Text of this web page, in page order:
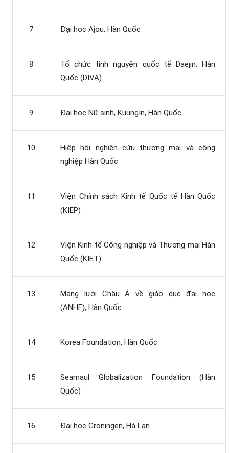
7 Đại học Ajou, Hàn Quốc
8
Tổ chức tình nguyện quốc tế Daejin, Hàn
Quốc (DIVA)
9 Đại học Nữ sinh, KuungIn, Hàn Quốc
10
Hiệp hội nghiên cứu thương mại và công
nghiệp Hàn Quốc
11
Viện Chính sách Kinh tế Quốc tế Hàn Quốc
(KIEP)
12
Viện Kinh tế Công nghiệp và Thương mại Hàn
Quốc (KIET)
13
Mạng lưới Châu Á về giáo dục đại học
(ANHE), Hàn Quốc
14 Korea Foundation, Hàn Quốc
15
Seamaul Globalization Foundation (Hàn
Quốc)
16 Đại học Groningen, Hà Lan